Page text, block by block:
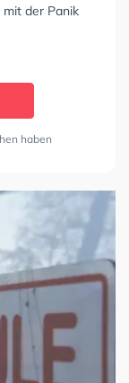
der Panik
haben